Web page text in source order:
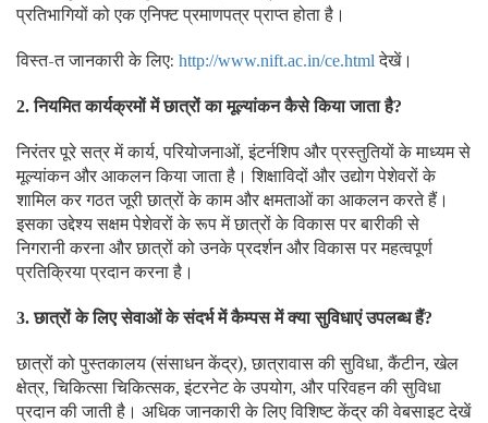
प्रतिभागियों को एक एनिफ्ट प्रमाणपत्र प्राप्त होता है।
विस्त-त जानकारी के लिए: http://www.nift.ac.in/ce.html देखें।
2.नियमित कार्यक्रमों में छात्रों का मूल्यांकन कैसे किया जाता है?
निरंतर पूरे सत्र में कार्य,परियोजनाओं,इंटर्नशिप और प्रस्तुतियों के माध्यम से
मूल्यांकन और आकलन किया जाता है। शिक्षाविदों और उद्योग पेशेवरों के
शामिल कर गठत जूरी छात्रों के काम और क्षमताओं का आकलन करते हैं।
इसका उद्देश्य सक्षम पेशेवरों के रूप में छात्रों के विकास पर बारीकी से
निगरानी करना और छात्रों को उनके प्रदर्शन और विकास पर महत्वपूर्ण
प्रतिक्रिया प्रदान करना है।
3.छात्रों के लिए सेवाओं के संदर्भ में कैम्पस में क्या सुविधाएं उपलब्ध हैं?
छात्रों को पुस्तकालय (संसाधन केंद्र),छात्रावास की सुविधा,कैंटीन,खेल
क्षेत्र,चिकित्सा चिकित्सक,इंटरनेट के उपयोग, और परिवहन की सुविधा
प्रदान की जाती है। अधिक जानकारी के लिए विशिष्ट केंद्र की वेबसाइट देखें